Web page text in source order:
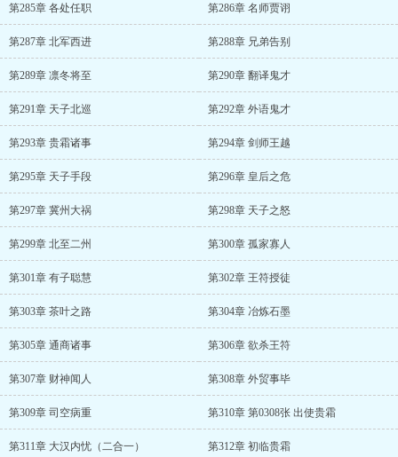
第285章 各处任职 第286章 名师贾诩
第287章 北军西进 第288章 兄弟告别
第289章 凛冬将至 第290章 翻译鬼才
第291章 天子北巡 第292章 外语鬼才
第293章 贵霜诸事 第294章 剑师王越
第295章 天子手段 第296章 皇后之危
第297章 冀州大祸 第298章 天子之怒
第299章 北至二州 第300章 孤家寡人
第301章 有子聪慧 第302章 王符授徒
第303章 茶叶之路 第304章 冶炼石墨
第305章 通商诸事 第306章 欲杀王符
第307章 财神闻人 第308章 外贸事毕
第309章 司空病重 第310章 第0308张 出使贵霜
第311章 大汉内忧（二合一） 第312章 初临贵霜